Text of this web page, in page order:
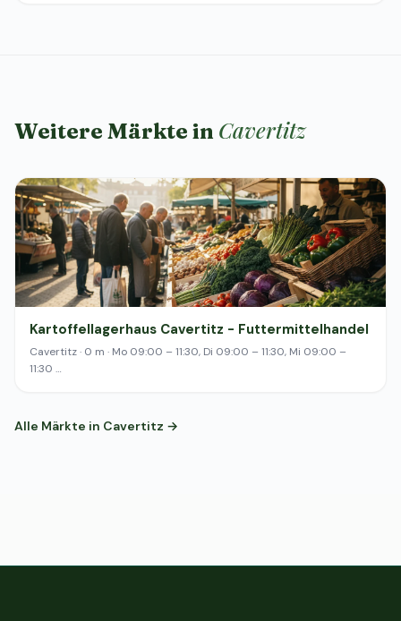
Weitere Märkte in Cavertitz
Kartoffellagerhaus Cavertitz - Futtermittelhandel
Cavertitz · 0 m · Mo 09:00 – 11:30, Di 09:00 – 11:30, Mi 09:00 –
11:30 …
Alle Märkte in Cavertitz →